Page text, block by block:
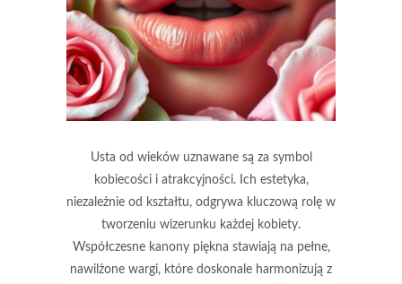
Usta od wieków uznawane są za symbol
kobiecości i atrakcyjności. Ich estetyka,
niezależnie od kształtu, odgrywa kluczową rolę w
tworzeniu wizerunku każdej kobiety.
Współczesne kanony piękna stawiają na pełne,
nawilżone wargi, które doskonale harmonizują z